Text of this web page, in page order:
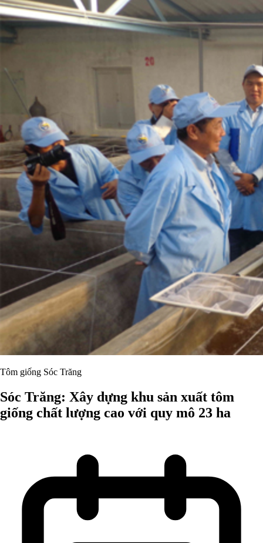
Tôm giống Sóc Trăng
Sóc Trăng: Xây dựng khu sản xuất tôm
giống chất lượng cao với quy mô 23 ha